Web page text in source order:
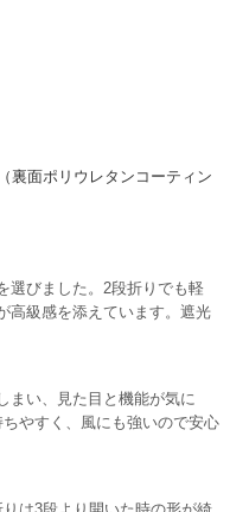
裏面ポリウレタンコーティン
選びました。2段折りでも軽
高級感を添えています。遮光
まい、見た目と機能が気に
やすく、風にも強いので安心